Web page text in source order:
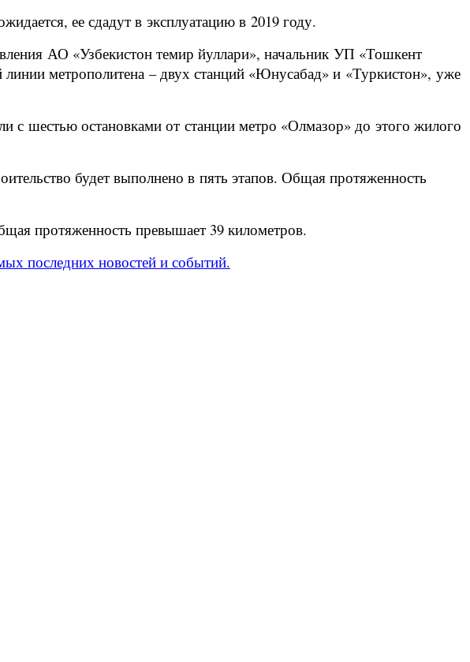
ее сдадут в эксплуатацию в 2019 году.
АО «Узбекистон темир йуллари», начальник УП «Тошкент
линии метрополитена – двух станций «Юнусабад» и «Туркистон», уже
с шестью остановками от станции метро «Олмазор» до этого жилого
будет выполнено в пять этапов. Общая протяженность
протяженность превышает 39 километров.
последних новостей и событий.